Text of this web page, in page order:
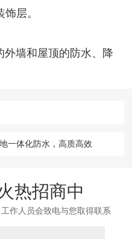
层。
墙和屋顶的防水、降
一体化防水，高质高效
热招商中
作人员会致电与您取得联系